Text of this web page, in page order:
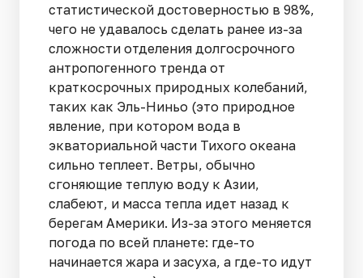
статистической достоверностью в 98%,
чего не удавалось сделать ранее из-за
сложности отделения долгосрочного
антропогенного тренда от
краткосрочных природных колебаний,
таких как Эль-Ниньо (это природное
явление, при котором вода в
экваториальной части Тихого океана
сильно теплеет. Ветры, обычно
сгоняющие теплую воду к Азии,
слабеют, и масса тепла идет назад к
берегам Америки. Из-за этого меняется
погода по всей планете: где-то
начинается жара и засуха, а где-то идут